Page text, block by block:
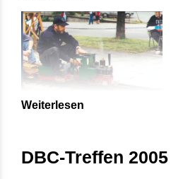
Weiterlesen
DBC-Treffen 2005